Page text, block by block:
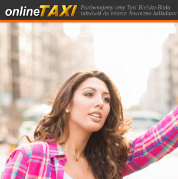
Porównujemy ceny Taxi Bielsko-Biała
taksówki do miasta Jaworzno kalkulator
kursów taksówką.